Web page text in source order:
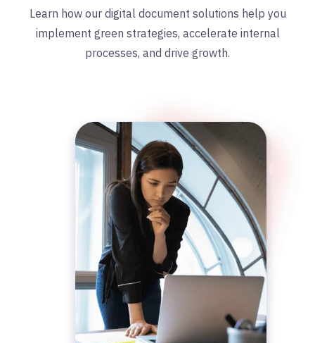
Learn how our digital document solutions help you
implement green strategies, accelerate internal
processes, and drive growth.